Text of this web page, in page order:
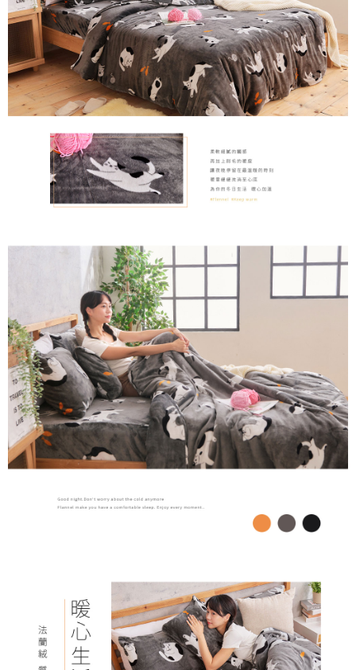
時審查核予不同之上限額度；若仍有額度不足之情形，本公司將視審查結果
請求用戶進行身份認證。
５．嚴禁一人註冊多個帳號或使用他人資訊註冊。若發現惡意使用之情形，
恩沛科技股份有限公司將有權停止該用戶之使用額度並採取法律行動。